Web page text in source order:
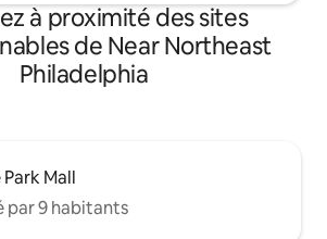
à proximité des sites
de Near Northeast
Philadelphia
Mall
par 9 habitants